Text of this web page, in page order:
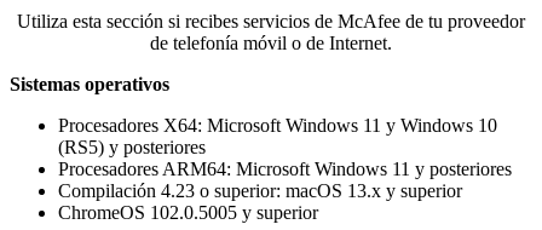
Utiliza esta sección si recibes servicios de McAfee de tu proveedor
de telefonía móvil o de Internet.​
Sistemas operativos
Procesadores X64: Microsoft Windows 11 y Windows 10
(RS5) y posteriores​​​
Procesadores ARM64: Microsoft Windows 11 y posteriores​
Compilación 4.23 o superior: macOS 13.x y superior​
ChromeOS 102.0.5005 y superior